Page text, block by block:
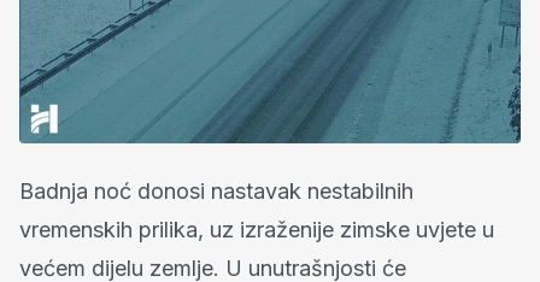
Badnja noć donosi nastavak nestabilnih
vremenskih prilika, uz izraženije zimske uvjete u
većem dijelu zemlje. U unutrašnjosti će